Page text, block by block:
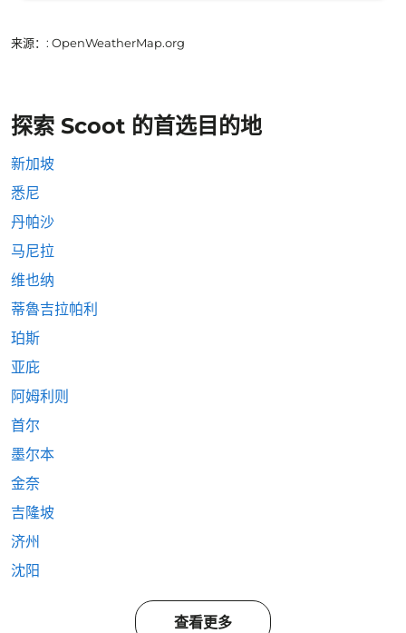
来源： : OpenWeatherMap.org
探索 Scoot 的首选目的地
新加坡
悉尼
丹帕沙
马尼拉
维也纳
蒂魯吉拉帕利
珀斯
亚庇
阿姆利则
首尔
墨尔本
金奈
吉隆坡
济州
沈阳
查看更多